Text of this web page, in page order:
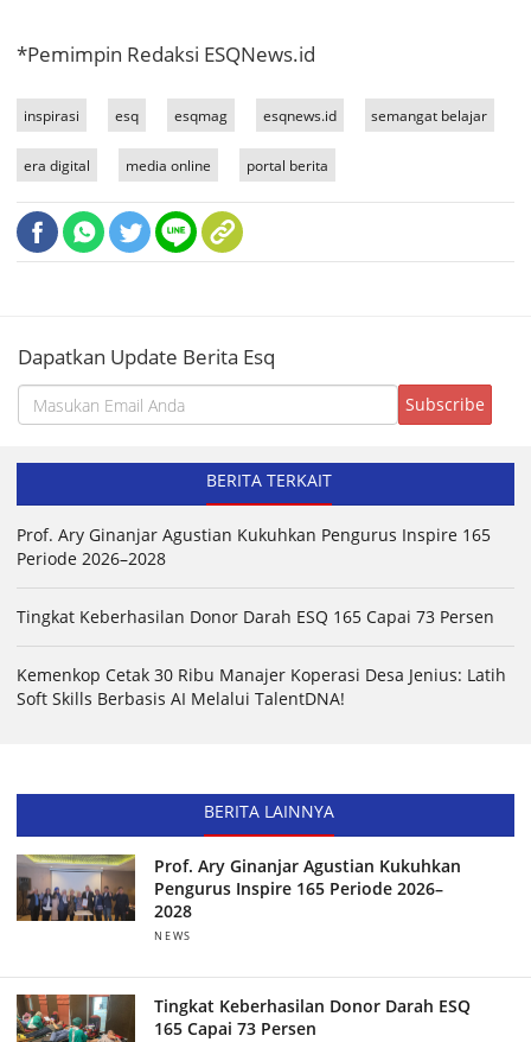
*Pemimpin Redaksi ESQNews.id
inspirasi esq esqmag esqnews.id semangat belajar
era digital media online portal berita
Dapatkan Update Berita Esq
BERITA TERKAIT
Prof. Ary Ginanjar Agustian Kukuhkan Pengurus Inspire 165
Periode 2026–2028
Tingkat Keberhasilan Donor Darah ESQ 165 Capai 73 Persen
Kemenkop Cetak 30 Ribu Manajer Koperasi Desa Jenius: Latih
Soft Skills Berbasis AI Melalui TalentDNA!
BERITA LAINNYA
Prof. Ary Ginanjar Agustian Kukuhkan
Pengurus Inspire 165 Periode 2026–
2028
NEWS
Tingkat Keberhasilan Donor Darah ESQ
165 Capai 73 Persen